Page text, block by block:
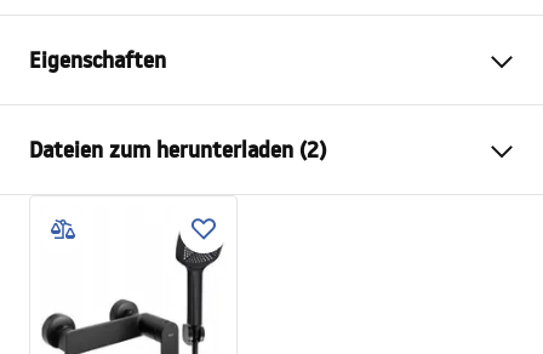
Eigenschaften
Material
Sanitärkeramik
Farbe
Steinoptik
Fertigstellung
Breite
Dateien zum herunterladen (2)
Anweisungen zum Einbau
Garantiebedingungen